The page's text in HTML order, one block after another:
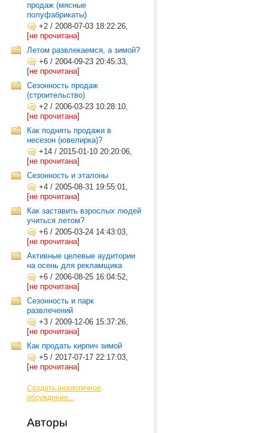
продаж (мясные
полуфабрикаты)
+2 / 2008-07-03 18:22:26,
[не прочитана]
Летом развлекаемся, а зимой?
+6 / 2004-09-23 20:45:33,
[не прочитана]
Сезонность продаж
(строительство)
+2 / 2006-03-23 10:28:10,
[не прочитана]
Как поднять продажи в
несезон (ювелирка)?
+14 / 2015-01-10 20:20:06,
[не прочитана]
Сезонность и эталоны
+4 / 2005-08-31 19:55:01,
[не прочитана]
Как заставить взрослых людей
учиться летом?
+6 / 2005-03-24 14:43:03,
[не прочитана]
Активные целевые аудитории
на осень для рекламщика
+6 / 2006-08-25 16:04:52,
[не прочитана]
Сезонность и парк
развлечений
+3 / 2009-12-06 15:37:26,
[не прочитана]
Как продать кирпич зимой
+5 / 2017-07-17 22:17:03,
[не прочитана]
Создать аналогичное
обсуждение...
Авторы